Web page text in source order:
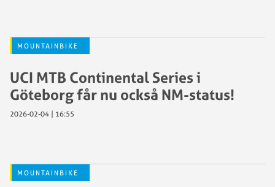
MOUNTAINBIKE
UCI MTB Continental Series i
Göteborg får nu också NM-status!
2026-02-04 | 16:55
MOUNTAINBIKE